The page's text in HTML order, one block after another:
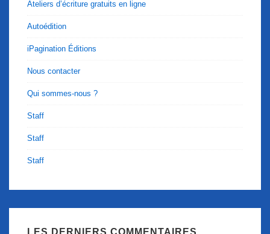
Ateliers d’écriture gratuits en ligne
Autoédition
iPagination Éditions
Nous contacter
Qui sommes-nous ?
Staff
Staff
Staff
LES DERNIERS COMMENTAIRES